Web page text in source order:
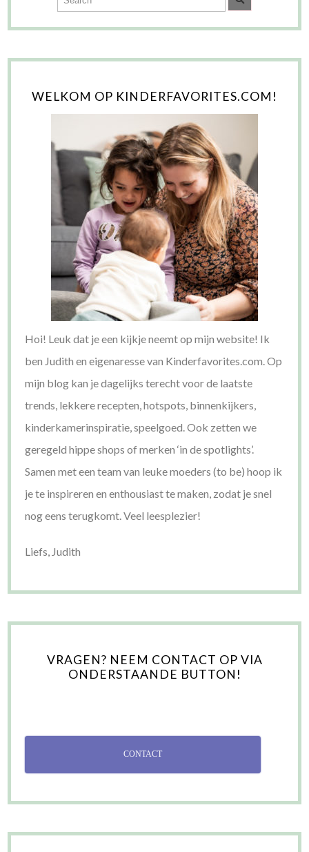
WELKOM OP KINDERFAVORITES.COM!
Hoi! Leuk dat je een kijkje neemt op mijn website! Ik
ben Judith en eigenaresse van Kinderfavorites.com. Op
mijn blog kan je dagelijks terecht voor de laatste
trends, lekkere recepten, hotspots, binnenkijkers,
kinderkamerinspiratie, speelgoed. Ook zetten we
geregeld hippe shops of merken ‘in de spotlights’.
Samen met een team van leuke moeders (to be) hoop ik
je te inspireren en enthousiast te maken, zodat je snel
nog eens terugkomt. Veel leesplezier!
Liefs, Judith
VRAGEN? NEEM CONTACT OP VIA
ONDERSTAANDE BUTTON!
CONTACT